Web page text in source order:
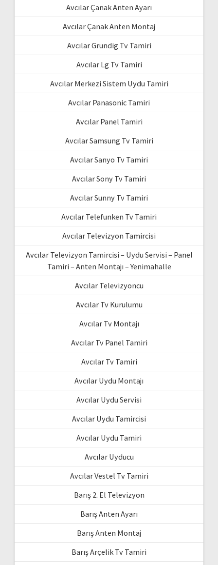
Avcılar Çanak Anten Ayarı
Avcılar Çanak Anten Montaj
Avcılar Grundig Tv Tamiri
Avcılar Lg Tv Tamiri
Avcılar Merkezi Sistem Uydu Tamiri
Avcılar Panasonic Tamiri
Avcılar Panel Tamiri
Avcılar Samsung Tv Tamiri
Avcılar Sanyo Tv Tamiri
Avcılar Sony Tv Tamiri
Avcılar Sunny Tv Tamiri
Avcılar Telefunken Tv Tamiri
Avcılar Televizyon Tamircisi
Avcılar Televizyon Tamircisi – Uydu Servisi – Panel
Tamiri – Anten Montajı – Yenimahalle
Avcılar Televizyoncu
Avcılar Tv Kurulumu
Avcılar Tv Montajı
Avcılar Tv Panel Tamiri
Avcılar Tv Tamiri
Avcılar Uydu Montajı
Avcılar Uydu Servisi
Avcılar Uydu Tamircisi
Avcılar Uydu Tamiri
Avcılar Uyducu
Avcılar Vestel Tv Tamiri
Barış 2. El Televizyon
Barış Anten Ayarı
Barış Anten Montaj
Barış Arçelik Tv Tamiri